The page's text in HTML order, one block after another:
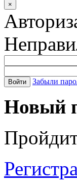
×
Войти Забыли
Новый